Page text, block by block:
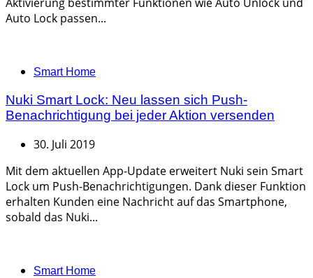
Auto Lock passen...
Categories
Smart Home
Nuki Smart Lock: Neu lassen sich Push-
Benachrichtigung bei jeder Aktion versenden
30. Juli 2019
Mit dem aktuellen App-Update erweitert Nuki sein Smart
Lock um Push-Benachrichtigungen. Dank dieser Funktion
erhalten Kunden eine Nachricht auf das Smartphone,
sobald das Nuki...
Categories
Smart Home